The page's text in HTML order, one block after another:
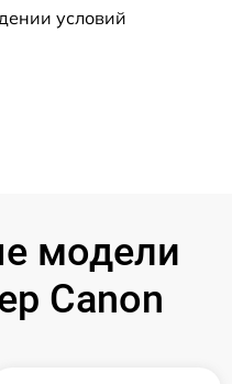
условий
модели
Canon